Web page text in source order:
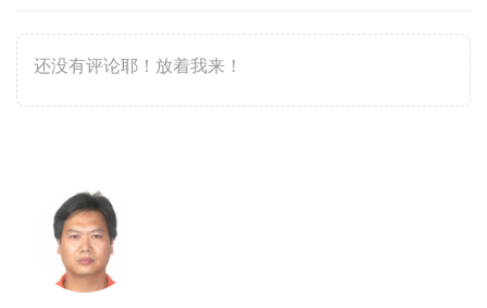
还没有评论耶！放着我来！